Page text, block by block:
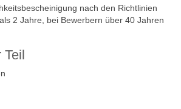
nach den Richtlinien
2 Jahre, bei Bewerbern über 40 Jahren
Teil